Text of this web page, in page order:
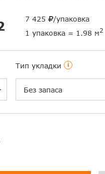
7 425
/упаковка
1 упаковка = 1.98 м2
Тип укладки i
Без запаса